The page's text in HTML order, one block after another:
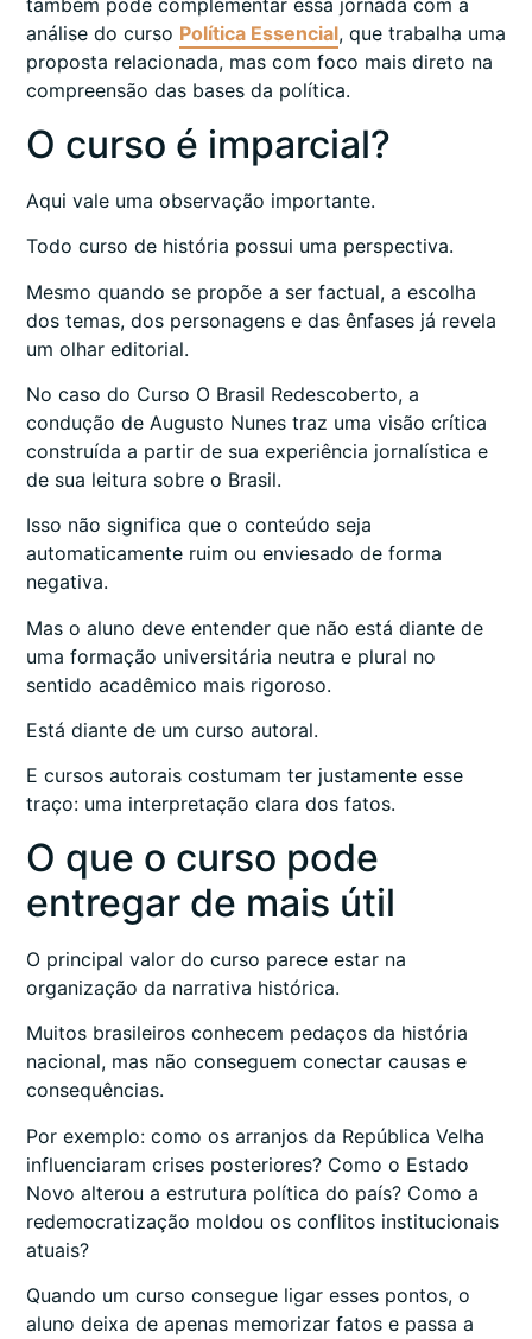
também pode complementar essa jornada com a
análise do curso Política Essencial, que trabalha uma
proposta relacionada, mas com foco mais direto na
compreensão das bases da política.
O curso é imparcial?
Aqui vale uma observação importante.
Todo curso de história possui uma perspectiva.
Mesmo quando se propõe a ser factual, a escolha
dos temas, dos personagens e das ênfases já revela
um olhar editorial.
No caso do Curso O Brasil Redescoberto, a
condução de Augusto Nunes traz uma visão crítica
construída a partir de sua experiência jornalística e
de sua leitura sobre o Brasil.
Isso não significa que o conteúdo seja
automaticamente ruim ou enviesado de forma
negativa.
Mas o aluno deve entender que não está diante de
uma formação universitária neutra e plural no
sentido acadêmico mais rigoroso.
Está diante de um curso autoral.
E cursos autorais costumam ter justamente esse
traço: uma interpretação clara dos fatos.
O que o curso pode
entregar de mais útil
O principal valor do curso parece estar na
organização da narrativa histórica.
Muitos brasileiros conhecem pedaços da história
nacional, mas não conseguem conectar causas e
consequências.
Por exemplo: como os arranjos da República Velha
influenciaram crises posteriores? Como o Estado
Novo alterou a estrutura política do país? Como a
redemocratização moldou os conflitos institucionais
atuais?
Quando um curso consegue ligar esses pontos, o
aluno deixa de apenas memorizar fatos e passa a